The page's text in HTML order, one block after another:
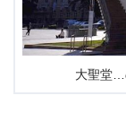
大聖堂…